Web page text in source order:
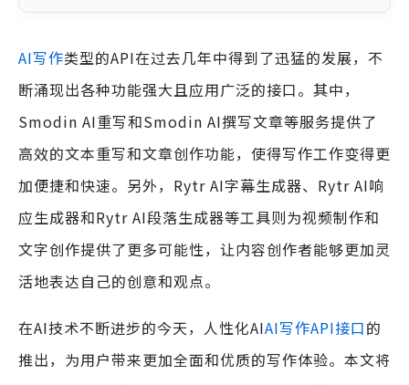
AI写作类型的API在过去几年中得到了迅猛的发展，不
断涌现出各种功能强大且应用广泛的接口。其中，
Smodin AI重写和Smodin AI撰写文章等服务提供了
高效的文本重写和文章创作功能，使得写作工作变得更
加便捷和快速。另外，Rytr AI字幕生成器、Rytr AI响
应生成器和Rytr AI段落生成器等工具则为视频制作和
文字创作提供了更多可能性，让内容创作者能够更加灵
活地表达自己的创意和观点。
在AI技术不断进步的今天，人性化AIAI写作API接口的
推出，为用户带来更加全面和优质的写作体验。本文将